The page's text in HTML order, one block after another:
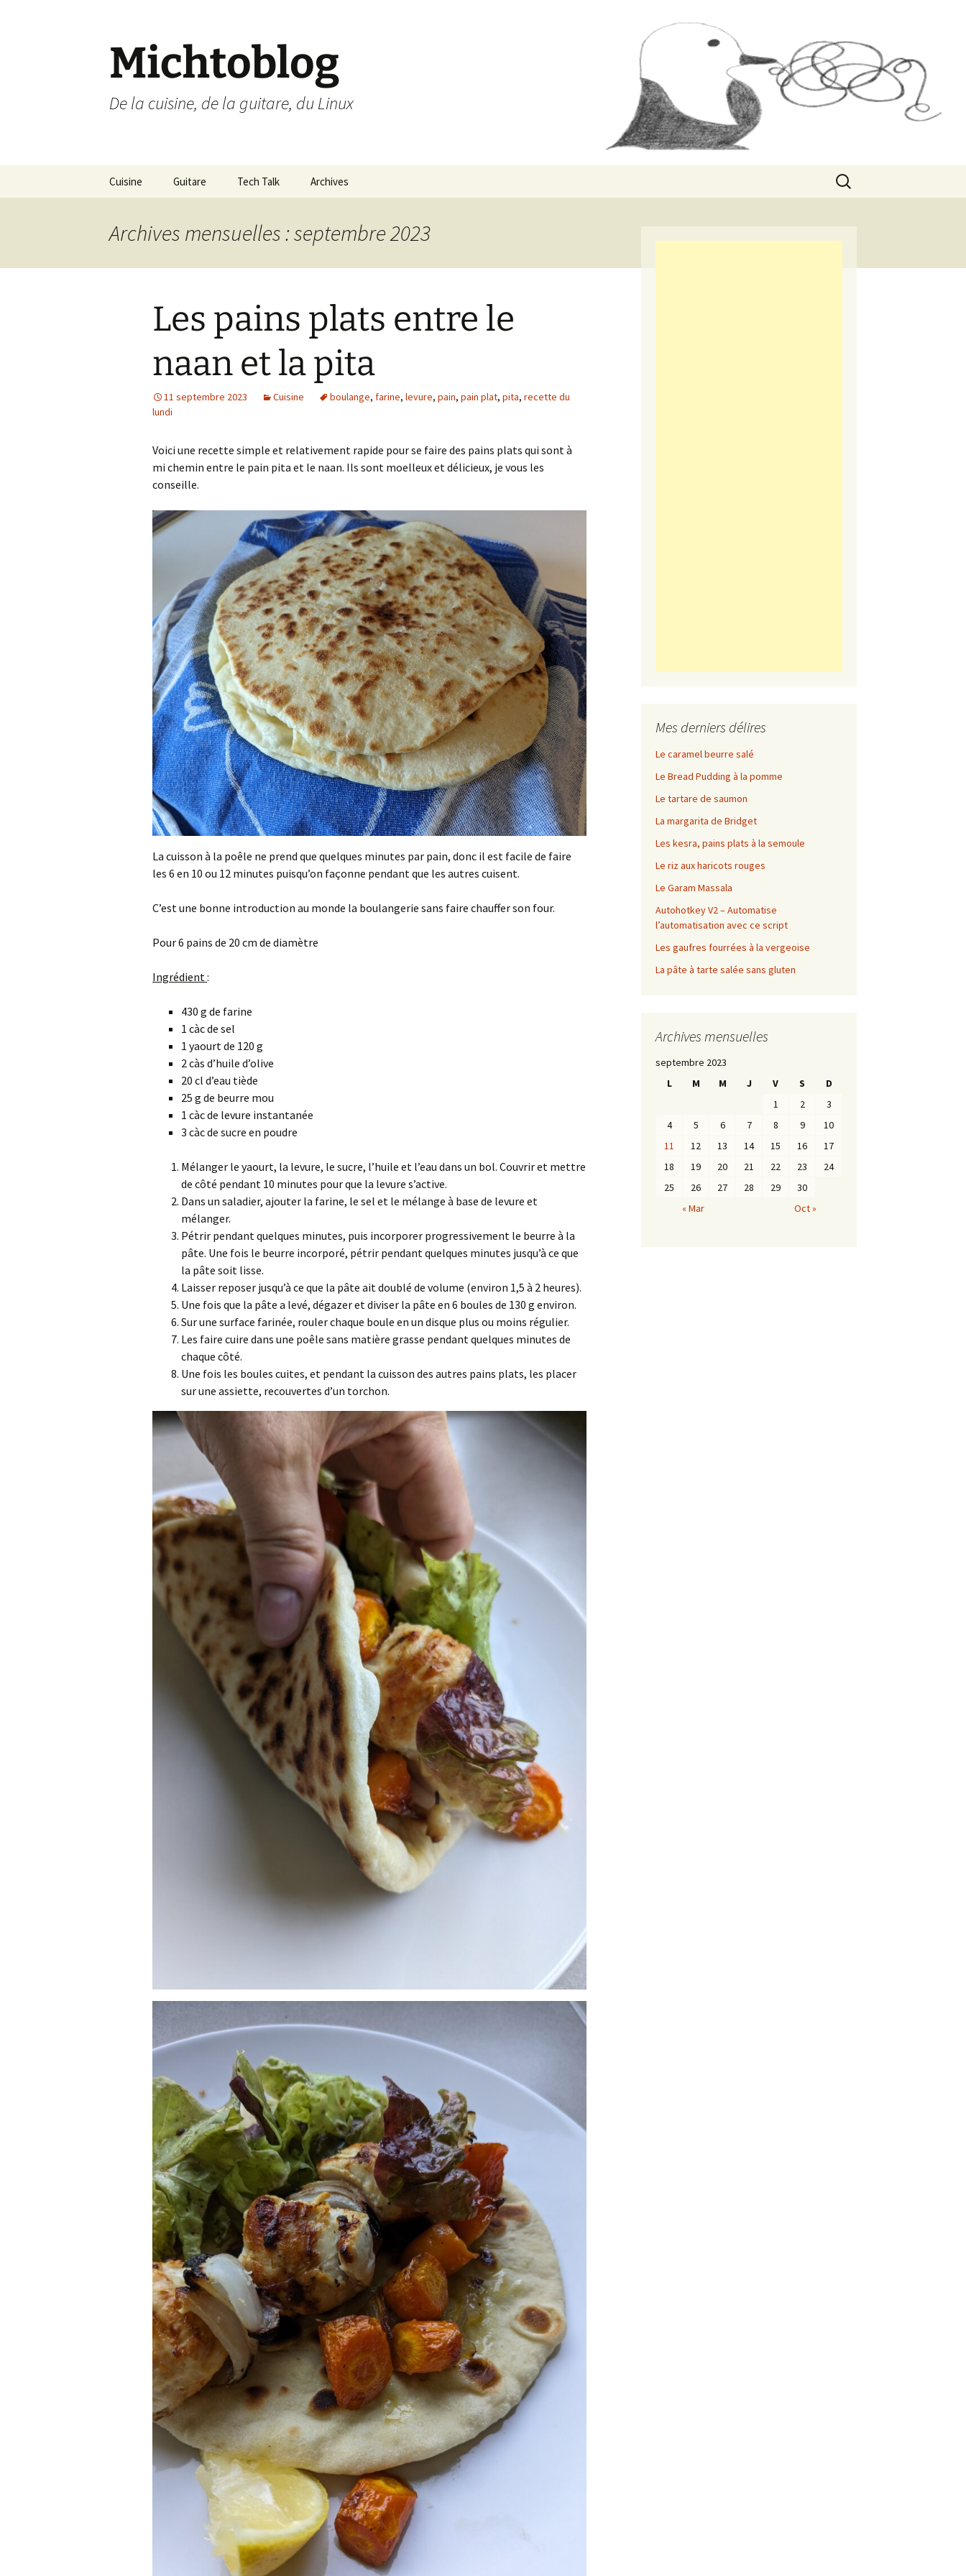
Michtoblog
De la cuisine, de la guitare, du Linux
Cuisine
catégories
Guitare Tech Talk Archives
Rechercher :
Archives mensuelles : septembre 2023
Les pains plats entre le
naan et la pita
11 septembre 2023 Cuisine boulange, farine, levure, pain, pain plat, pita, recette du
lundi
Voici une recette simple et relativement rapide pour se faire des pains plats qui sont à
mi chemin entre le pain pita et le naan. Ils sont moelleux et délicieux, je vous les
conseille.
La cuisson à la poêle ne prend que quelques minutes par pain, donc il est facile de faire
les 6 en 10 ou 12 minutes puisqu’on façonne pendant que les autres cuisent.
C’est une bonne introduction au monde la boulangerie sans faire chauffer son four.
Pour 6 pains de 20 cm de diamètre
Ingrédient:
430 g de farine
1 càc de sel
1 yaourt de 120 g
2 càs d’huile d’olive
20 cl d’eau tiède
25 g de beurre mou
1 càc de levure instantanée
3 càc de sucre en poudre
Mélanger le yaourt, la levure, le sucre, l’huile et l’eau dans un bol. Couvrir et mettre
de côté pendant 10 minutes pour que la levure s’active.
Dans un saladier, ajouter la farine, le sel et le mélange à base de levure et
mélanger.
Pétrir pendant quelques minutes, puis incorporer progressivement le beurre à la
pâte. Une fois le beurre incorporé, pétrir pendant quelques minutes jusqu’à ce que
la pâte soit lisse.
Laisser reposer jusqu’à ce que la pâte ait doublé de volume (environ 1,5 à 2 heures).
Une fois que la pâte a levé, dégazer et diviser la pâte en 6 boules de 130 g environ.
Sur une surface farinée, rouler chaque boule en un disque plus ou moins régulier.
Les faire cuire dans une poêle sans matière grasse pendant quelques minutes de
chaque côté.
Une fois les boules cuites, et pendant la cuisson des autres pains plats, les placer
sur une assiette, recouvertes d’un torchon.
Mes derniers délires
Le caramel beurre salé
Le Bread Pudding à la pomme
Le tartare de saumon
La margarita de Bridget
Les kesra, pains plats à la semoule
Le riz aux haricots rouges
Le Garam Massala
Autohotkey V2 – Automatise
l’automatisation avec ce script
Les gaufres fourrées à la vergeoise
La pâte à tarte salée sans gluten
Archives mensuelles
septembre 2023
L
M M J V S
D
1
2
3
4
5 6 7 8 9
10
11
12 13 14 15 16
17
18
19 20 21 22 23
24
25
26 27 28 29
30
« Mar
Oct »